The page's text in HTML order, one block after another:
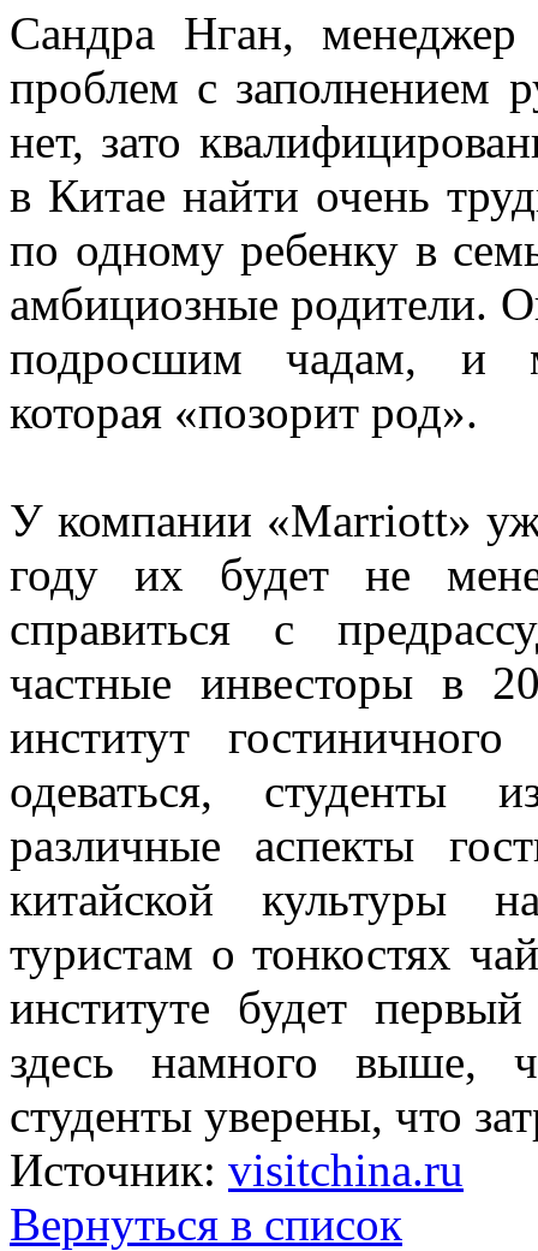
Сандра Нган,
проблем с заполнением
нет, зато
в Китае найти очень
по одному ребенку в
амбициозные родители.
подросшим чадам, и
которая «позорит род».
У компании «Marriott»
году их будет не
справиться с
частные инвесторы в
институт
одеваться, студенты
различные аспекты
китайской культуры
туристам о тонкостях
институте будет
здесь намного выше,
студенты уверены, что
Источник: visitchina.ru
Вернуться в список